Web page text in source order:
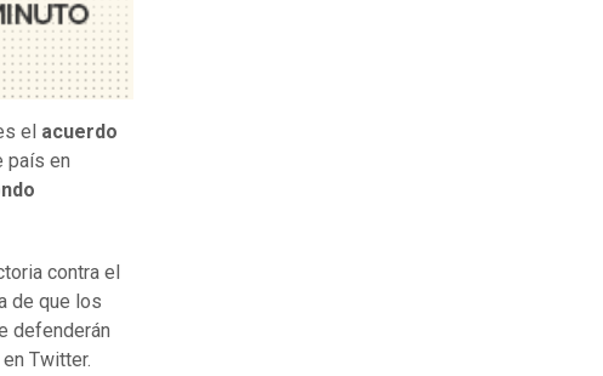
el acuerdo
país en
contra el
de que los
defenderán
Twitter.